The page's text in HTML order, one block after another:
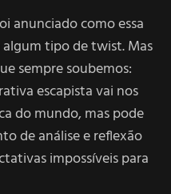
anunciado como essa
tipo de twist. Mas
sempre soubemos:
escapista vai nos
do mundo, mas pode
de análise e reflexão
impossíveis para